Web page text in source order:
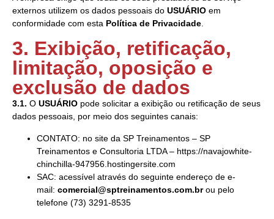
externos utilizem os dados pessoais do USUÁRIO em
conformidade com esta Política de Privacidade
3. Exibição, retificação,
limitação, oposição e
exclusão de dados
3.1. O USUÁRIO pode solicitar a exibição ou retificação de seus
dados pessoais, por meio dos seguintes canais:
CONTATO: no site da SP Treinamentos – SP
Treinamentos e Consultoria LTDA – https://navajowhite-
chinchilla-947956.hostingersite.com
SAC: acessível através do seguinte endereço de e-
mail: comercial@sptreinamentos.com.brou pelo
telefone (73) 3291-8535